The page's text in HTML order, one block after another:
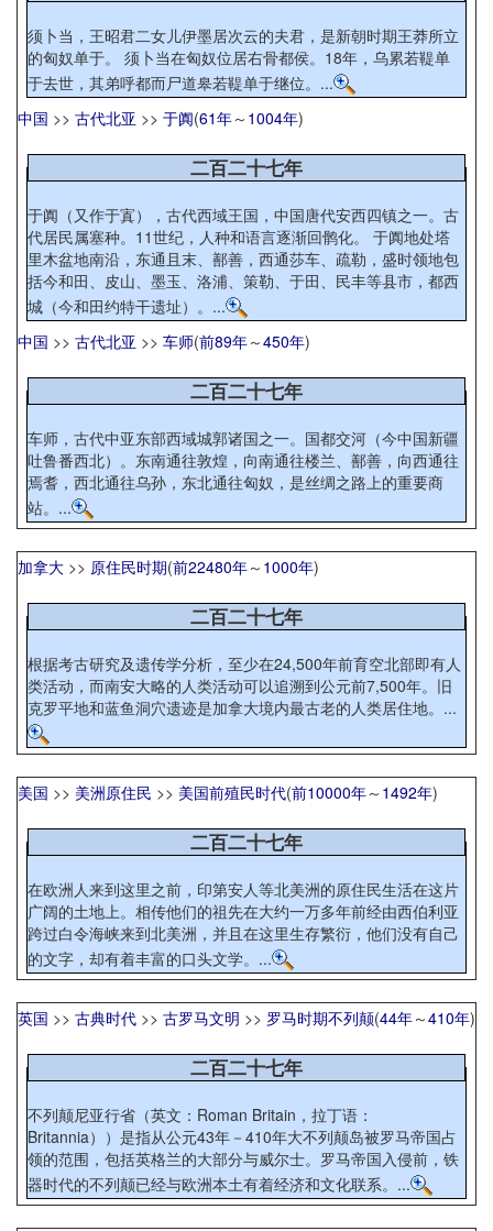
须卜当，王昭君二女儿伊墨居次云的夫君，是新朝时期王莽所立
的匈奴单于。 须卜当在匈奴位居右骨都侯。18年，乌累若鞮单
于去世，其弟呼都而尸道皋若鞮单于继位。...
中国 >> 古代北亚 >> 于阗(61年～ 1004年)
二百二十七年
于阗（又作于寘），古代西域王国，中国唐代安西四镇之一。古
代居民属塞种。11世纪，人种和语言逐渐回鹘化。 于阗地处塔
里木盆地南沿，东通且末、鄯善，西通莎车、疏勒，盛时领地包
括今和田、皮山、墨玉、洛浦、策勒、于田、民丰等县市，都西
城（今和田约特干遗址）。...
中国 >> 古代北亚 >> 车师(前89年～450年)
二百二十七年
车师，古代中亚东部西域城郭诸国之一。国都交河（今中国新疆
吐鲁番西北）。东南通往敦煌，向南通往楼兰、鄯善，向西通往
焉耆，西北通往乌孙，东北通往匈奴，是丝绸之路上的重要商
站。...
加拿大 >> 原住民时期(前22480年～ 1000年)
二百二十七年
根据考古研究及遗传学分析，至少在24,500年前育空北部即有人
类活动，而南安大略的人类活动可以追溯到公元前7,500年。旧
克罗平地和蓝鱼洞穴遗迹是加拿大境内最古老的人类居住地。...
美国 >> 美洲原住民 >> 美国前殖民时代(前10000年～ 1492年)
二百二十七年
在欧洲人来到这里之前，印第安人等北美洲的原住民生活在这片
广阔的土地上。相传他们的祖先在大约一万多年前经由西伯利亚
跨过白令海峡来到北美洲，并且在这里生存繁衍，他们没有自己
的文字，却有着丰富的口头文学。...
英国 >> 古典时代 >> 古罗马文明 >> 罗马时期不列颠(44年～410年)
二百二十七年
不列颠尼亚行省（英文：Roman Britain，拉丁语：
Britannia））是指从公元43年－410年大不列颠岛被罗马帝国占
领的范围，包括英格兰的大部分与威尔士。罗马帝国入侵前，铁
器时代的不列颠已经与欧洲本土有着经济和文化联系。...